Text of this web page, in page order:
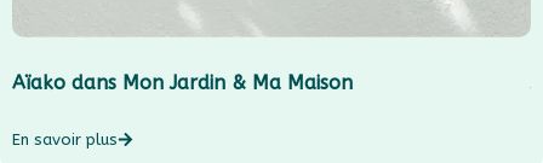
Aïako dans Mon Jardin & Ma Maison
En savoir plus